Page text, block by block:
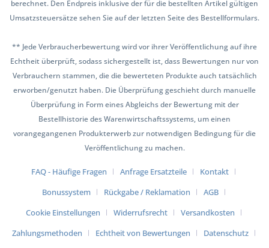
berechnet. Den Endpreis inklusive der für die bestellten Artikel gültigen
Umsatzsteuersätze sehen Sie auf der letzten Seite des Bestellformulars.
** Jede Verbraucherbewertung wird vor ihrer Veröffentlichung auf ihre
Echtheit überprüft, sodass sichergestellt ist, dass Bewertungen nur von
Verbrauchern stammen, die die bewerteten Produkte auch tatsächlich
erworben/genutzt haben. Die Überprüfung geschieht durch manuelle
Überprüfung in Form eines Abgleichs der Bewertung mit der
Bestellhistorie des Warenwirtschaftssystems, um einen
vorangegangenen Produkterwerb zur notwendigen Bedingung für die
Veröffentlichung zu machen.
FAQ - Häufige Fragen Anfrage Ersatzteile
Kontakt
Bonussystem
Rückgabe / Reklamation
AGB
Cookie Einstellungen
Widerrufsrecht
Versandkosten
Zahlungsmethoden
Echtheit von Bewertungen Datenschutz